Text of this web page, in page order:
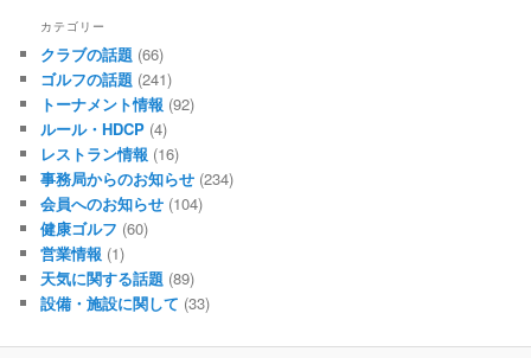
カテゴリー
クラブの話題 (66)
ゴルフの話題 (241)
トーナメント情報 (92)
ルール・HDCP (4)
レストラン情報 (16)
事務局からのお知らせ (234)
会員へのお知らせ (104)
健康ゴルフ (60)
営業情報 (1)
天気に関する話題 (89)
設備・施設に関して (33)